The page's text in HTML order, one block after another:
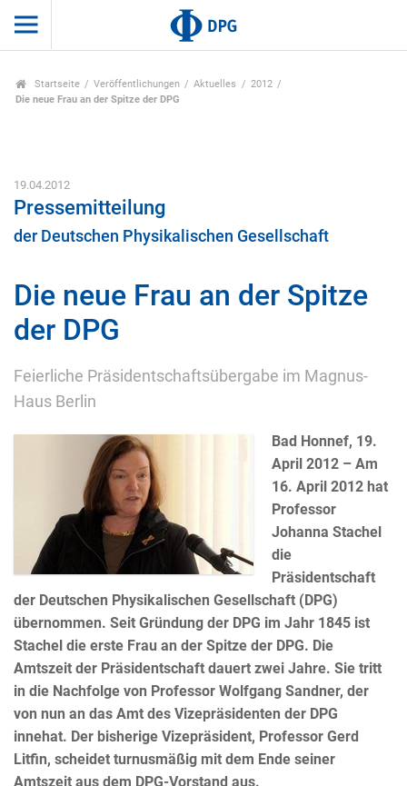
Startseite Veröffentlichungen Aktuelles
2012
Die neue Frau an der Spitze der DPG
19.04.2012
Pressemitteilung
der Deutschen Physikalischen Gesellschaft
Die neue Frau an der Spitze
der DPG
Feierliche Präsidentschaftsübergabe im Magnus-
Haus Berlin
Bad Honnef, 19.
April 2012 – Am
16. April 2012 hat
Professor
Johanna Stachel
die
Präsidentschaft
der Deutschen Physikalischen Gesellschaft (DPG)
übernommen. Seit Gründung der DPG im Jahr 1845 ist
Stachel die erste Frau an der Spitze der DPG. Die
Amtszeit der Präsidentschaft dauert zwei Jahre. Sie tritt
in die Nachfolge von Professor Wolfgang Sandner, der
von nun an das Amt des Vizepräsidenten der DPG
innehat. Der bisherige Vizepräsident, Professor Gerd
Litfin, scheidet turnusmäßig mit dem Ende seiner
Amtszeit aus dem DPG-Vorstand aus.